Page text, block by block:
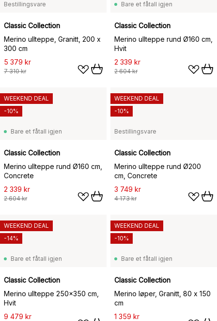
Bestillingsvare
Classic Collection
Merino ullteppe, Granitt, 200 x
300 cm
5 379 kr
7 310 kr
Bare et fåtall igjen
Classic Collection
Merino ullteppe rund Ø160 cm,
Hvit
2 339 kr
2 604 kr
Bare et fåtall igjen
Classic Collection
Merino ullteppe rund Ø160 cm,
Concrete
2 339 kr
2 604 kr
WEEKEND DEAL
-10%
Bestillingsvare
Classic Collection
Merino ullteppe rund Ø200
cm, Concrete
3 749 kr
4 173 kr
WEEKEND DEAL
-10%
Bare et fåtall igjen
Classic Collection
Merino ullteppe 250x350 cm,
Hvit
9 479 kr
WEEKEND DEAL
-14%
Bare et fåtall igjen
Classic Collection
Merino løper, Granitt, 80 x 150
cm
1 359 kr
WEEKEND DEAL
-10%